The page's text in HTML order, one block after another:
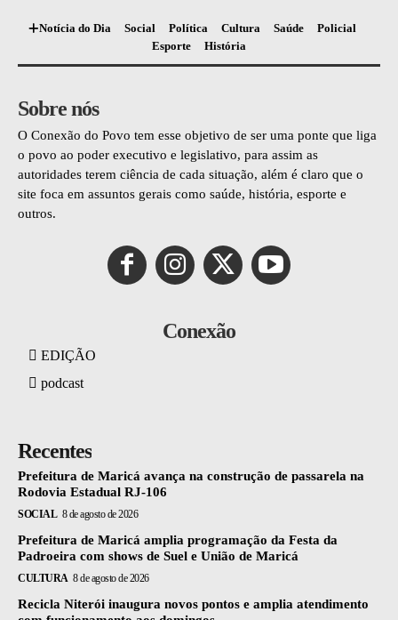
Notícia do Dia Social Política Cultura Saúde
Policial
Esporte
História
Sobre nós
O Conexão do Povo tem esse objetivo de ser uma ponte que liga
o povo ao poder executivo e legislativo, para assim as
autoridades terem ciência de cada situação, além é claro que o
site foca em assuntos gerais como saúde, história, esporte e
outros.
Conexão
EDIÇÃO
podcast
Recentes
Prefeitura de Maricá avança na construção de passarela na
Rodovia Estadual RJ-106
SOCIAL 8 de agosto de 2026
Prefeitura de Maricá amplia programação da Festa da
Padroeira com shows de Suel e União de Maricá
CULTURA 8 de agosto de 2026
Recicla Niterói inaugura novos pontos e amplia atendimento